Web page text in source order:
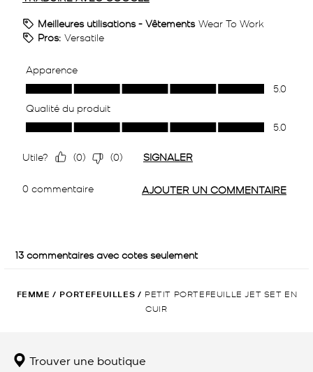
FEMME / PORTEFEUILLES / PETIT PORTEFEUILLE JET SET EN
CUIR
Trouver une boutique